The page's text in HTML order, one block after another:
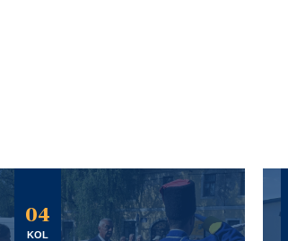
04
KOL